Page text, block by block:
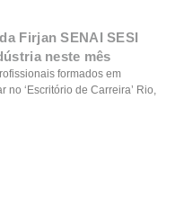
Firjan SENAI SESI
neste mês
formados em
‘Escritório de Carreira’ Rio,